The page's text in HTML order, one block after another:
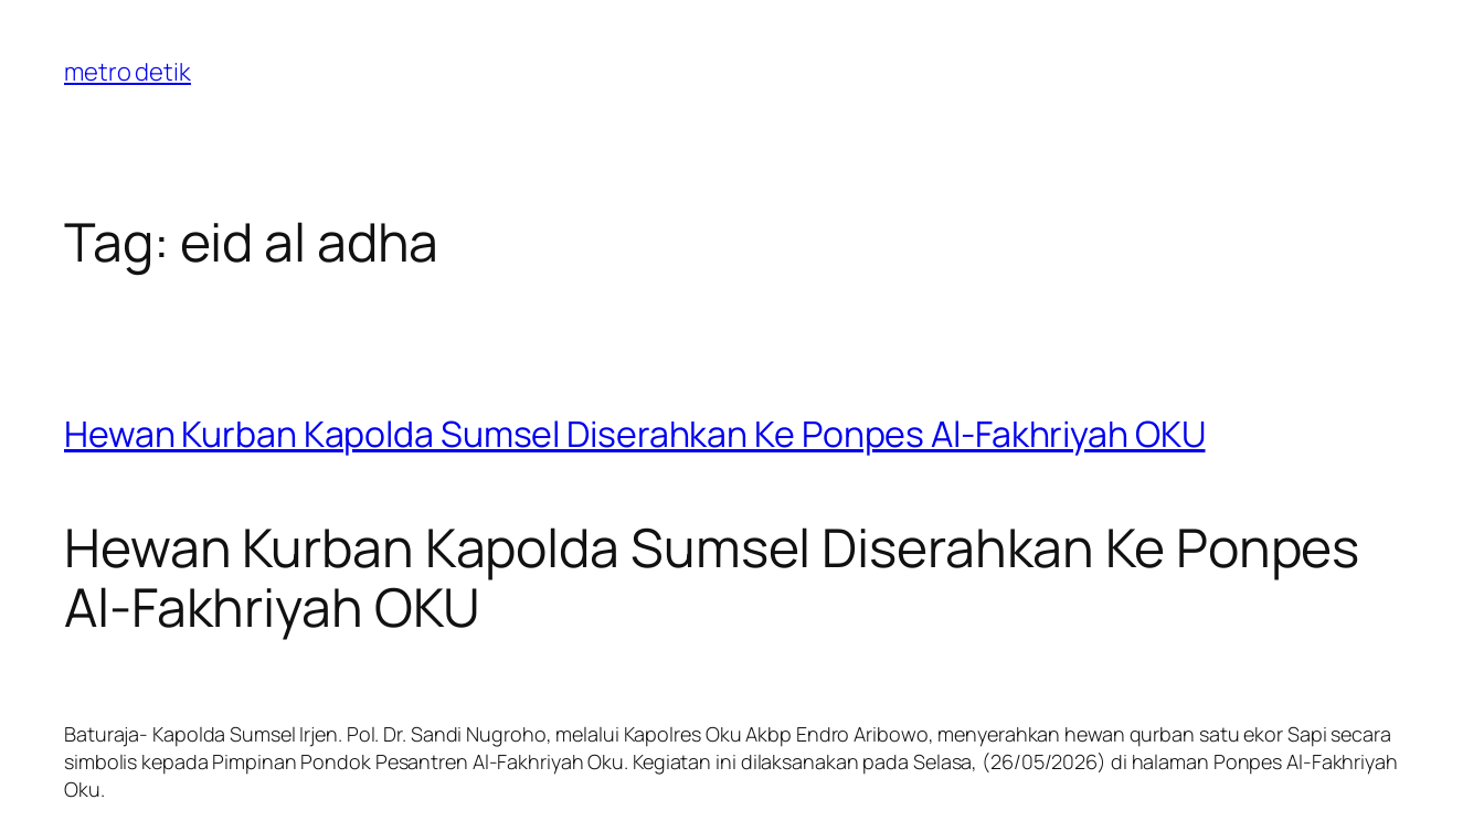
content
metro detik
Tag: eid al adha
Hewan Kurban Kapolda Sumsel Diserahkan Ke Ponpes Al-Fakhriyah OKU
Hewan Kurban Kapolda Sumsel Diserahkan Ke Ponpes
Al-Fakhriyah OKU
Baturaja- Kapolda Sumsel Irjen. Pol. Dr. Sandi Nugroho, melalui Kapolres Oku Akbp Endro Aribowo, menyerahkan hewan qurban satu ekor Sapi secara
simbolis kepada Pimpinan Pondok Pesantren Al-Fakhriyah Oku. Kegiatan ini dilaksanakan pada Selasa, (26/05/2026) di halaman Ponpes Al-Fakhriyah
Oku.